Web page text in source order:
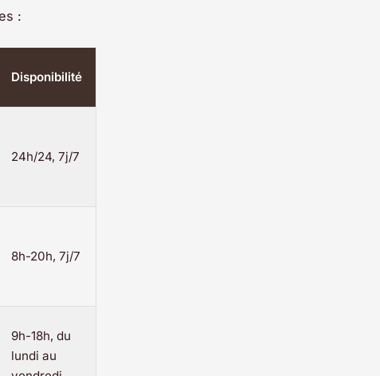
:
Disponibilité
24h/24, 7j/7
8h-20h, 7j/7
9h-18h, du
lundi au